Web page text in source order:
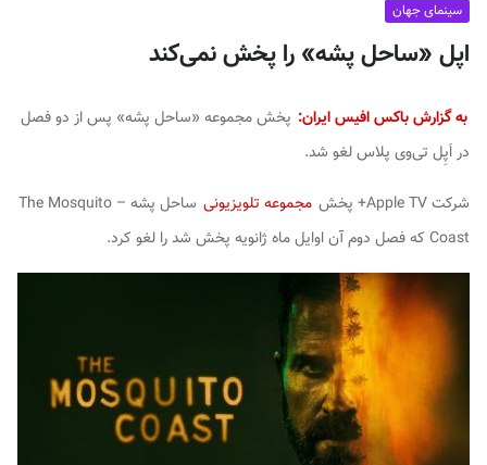
سینمای جهان
اپل «ساحل پشه» را پخش نمی‌کند
به گزارش باکس افیس ایران: پخش مجموعه «ساحل پشه» پس از دو فصل
در اَپِل تی‌وی پلاس لغو شد.
شرکت Apple TV+ پخش مجموعه تلویزیونی
ساحل پشه – The Mosquito
Coast که فصل دوم آن اوایل ماه ژانویه پخش شد را لغو کرد.